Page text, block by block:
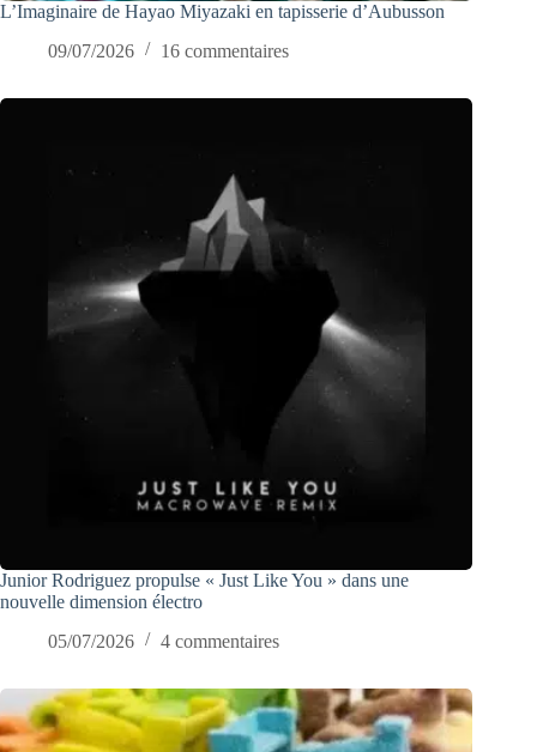
L’Imaginaire de Hayao Miyazaki en tapisserie d’Aubusson
09/07/2026
16 commentaires
Junior Rodriguez propulse « Just Like You » dans une
nouvelle dimension électro
05/07/2026
4 commentaires